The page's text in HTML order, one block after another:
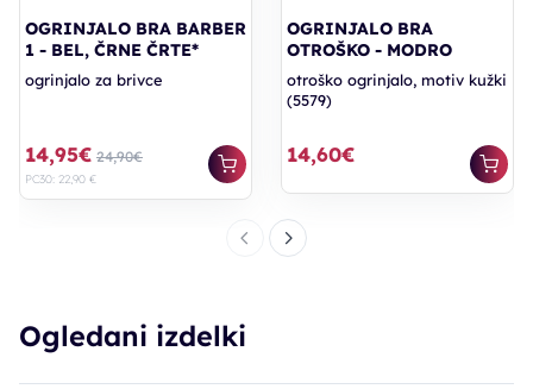
OGRINJALO BRA BARBER
1 - BEL, ČRNE ČRTE*
ogrinjalo za brivce
14,95€ 24,90€
PC30: 22,90 €
OGRINJALO BRA
OTROŠKO - MODRO
otroško ogrinjalo, motiv kužki
(5579)
14,60€
Ogledani izdelki